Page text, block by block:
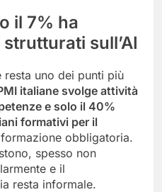
il 7% ha
sull’AI
resta uno dei punti più
italiane svolge attività
e solo il 40%
formativi per il
obbligatoria.
spesso non
e il
resta informale.